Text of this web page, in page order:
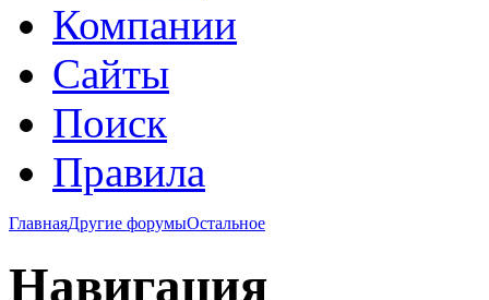
Компании
Сайты
Поиск
Правила
ГлавнаяДругие форумыОстальное
Навигация